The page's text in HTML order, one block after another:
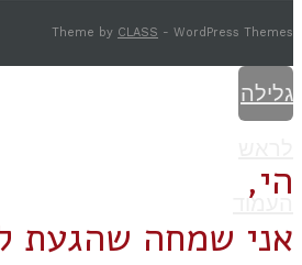
Theme by CLASS - WordPress Themes
גלילה
העמוד
הי,
אני שמחה שהגעת